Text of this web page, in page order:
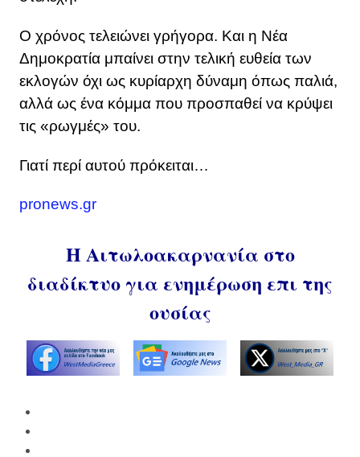
Ο χρόνος τελειώνει γρήγορα. Και η Νέα
Δημοκρατία μπαίνει στην τελική ευθεία των
εκλογών όχι ως κυρίαρχη δύναμη όπως παλιά,
αλλά ως ένα κόμμα που προσπαθεί να κρύψει
τις «ρωγμές» του.
Γιατί περί αυτού πρόκειται…
pronews.gr
Η Αιτωλοακαρνανία στο
διαδίκτυο για ενημέρωση επι της
ουσίας